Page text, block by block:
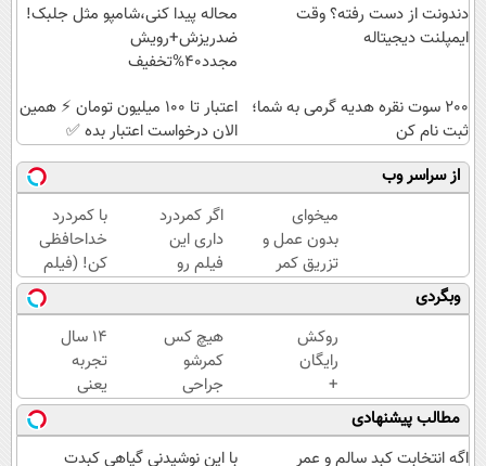
دندونت از دست رفته؟ وقت
ایمپلنت دیجیتاله
محاله پیدا کنی،شامپو مثل جلبک!
ضدریزش+رویش
مجدد40%تخفیف
200 سوت نقره هدیه گرمی به شما؛
ثبت نام کن
اعتبار تا ۱۰۰ میلیون تومان ⚡ همین
الان درخواست اعتبار بده ✅
از سراسر وب
میخوای
بدون عمل و
تزریق کمر
دردت خوب
شه؟
◂پرسش‌نامه
رو پرکن
اگر کمردرد
داری این
فیلم رو
ببین!
◗پرسش‌نامه
رو پر کن◖
با کمردرد
خداحافظی
کن! (فیلم
و ببین ◀
پرسش‌نامه
رو پرکن)
وبگردی
روکش
رایگان
+
اقساط
۱۲
ماهه
هیچ کس
کمرشو
جراحی
نمیکنه❗
درمان
کمردرد
۱۴ سال
تجربه
یعنی
نتیجه‌ای
که از
دور هم
مطالب پیشنهادی
اگه انتخابت کبد سالم و عمر
با این نوشیدنی گیاهی کبدت